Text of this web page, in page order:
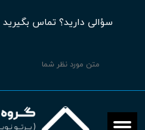
سؤالی دارید؟ تماس بگیرید 02188970256